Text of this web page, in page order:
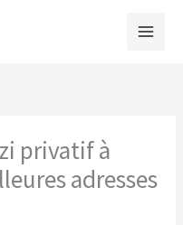
privatif à
adresses